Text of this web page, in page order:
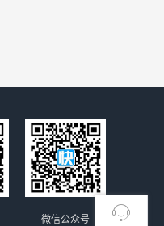
微信公众号